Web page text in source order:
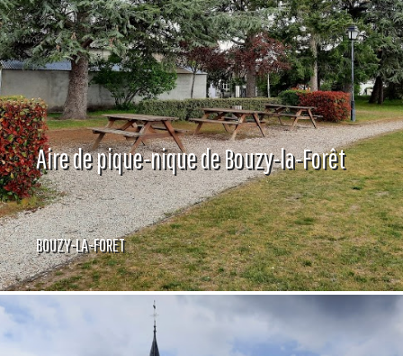
Aire de pique-nique de Bouzy-la-Forêt
BOUZY-LA-FORET